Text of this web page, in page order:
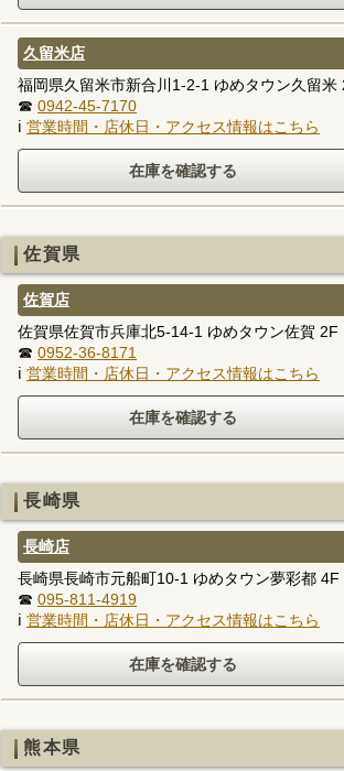
久留米店
福岡県久留米市新合川1-2-1 ゆめタウン久留米
☎ 0942-45-7170
ℹ 営業時間・店休日・アクセス情報はこちら
佐賀県
佐賀店
佐賀県佐賀市兵庫北5-14-1 ゆめタウン佐賀 2F
☎ 0952-36-8171
ℹ 営業時間・店休日・アクセス情報はこちら
長崎県
長崎店
長崎県長崎市元船町10-1 ゆめタウン夢彩都 4F
☎ 095-811-4919
ℹ 営業時間・店休日・アクセス情報はこちら
熊本県